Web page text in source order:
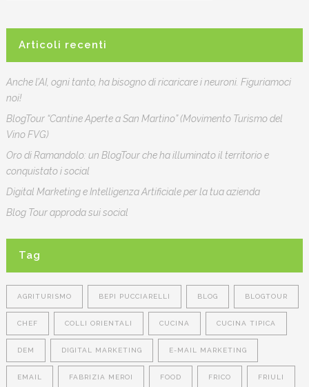
Articoli recenti
Anche l’AI, ogni tanto, ha bisogno di ricaricare i neuroni. Figuriamoci
noi!
BlogTour “Cantine Aperte a San Martino” (Movimento Turismo del
Vino FVG)
Oro di Ramandolo: un BlogTour che ha illuminato il territorio e
conquistato i social
Digital Marketing e Intelligenza Artificiale per la tua azienda
Blog Tour approda sui social
Tag
AGRITURISMO BEPI PUCCIARELLI BLOG BLOGTOUR
CHEF COLLI ORIENTALI CUCINA CUCINA TIPICA
DEM DIGITAL MARKETING E-MAIL MARKETING
EMAIL FABRIZIA MEROI FOOD FRICO FRIULI